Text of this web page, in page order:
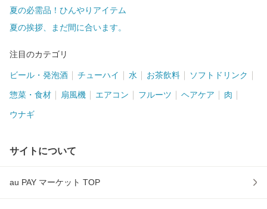
夏の必需品！ひんやりアイテム
夏の挨拶、まだ間に合います。
注目のカテゴリ
ビール・発泡酒 チューハイ 水 お茶飲料 ソフトドリンク
惣菜・食材 扇風機 エアコン フルーツ ヘアケア 肉
ウナギ
サイトについて
au PAY マーケット TOP